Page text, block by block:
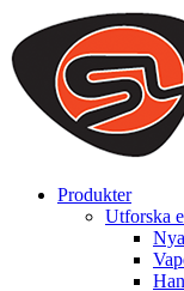
We use cookies to
on our website. By
that cookies are used
to offer you a better
you can disable
Produkter
Utforska